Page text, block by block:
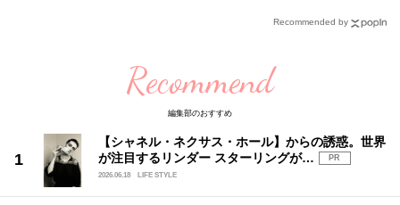
Recommended by
Recommend
編集部のおすすめ
【シャネル・ネクサス・ホール】からの誘惑。世界
が注目するリンダー スターリングが…
PR
2026.06.18
LIFE STYLE